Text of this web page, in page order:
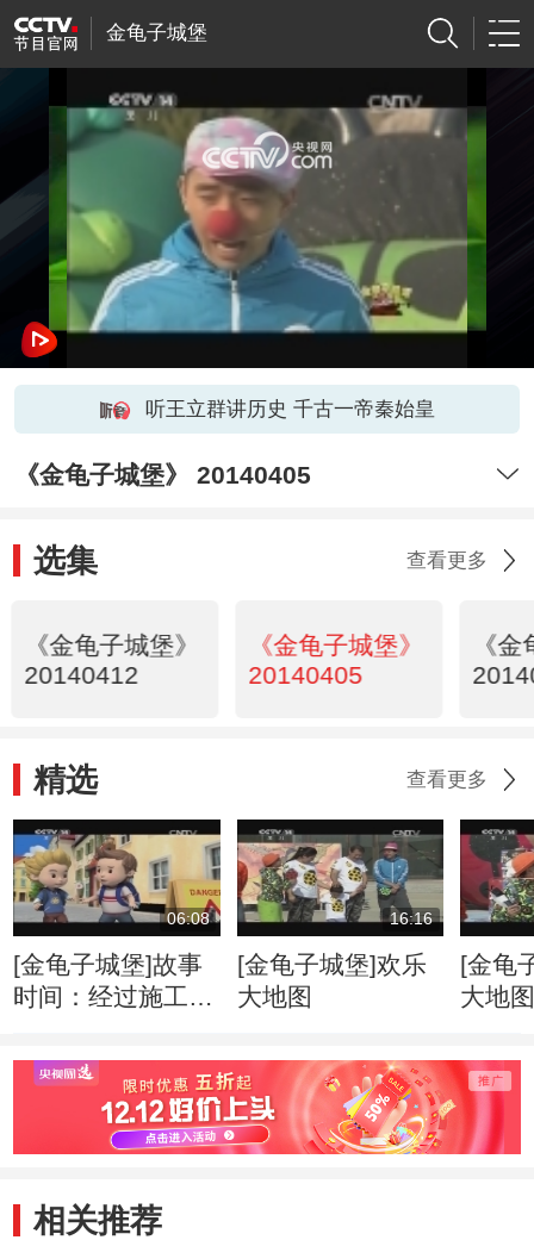
金龟子城堡
网络开小差了，请稍后再试
听王立群讲历史 千古一帝秦始皇
《金龟子城堡》 20140405
选集 查看更多
《金龟子城堡》
20140412
《金龟子城堡》
20140405
《
精选 查看更多
06:08
[金龟子城堡]故事
时间：经过施工现
16:16
[金龟子城堡]欢乐
大地图
[金龟
大地图
相关推荐